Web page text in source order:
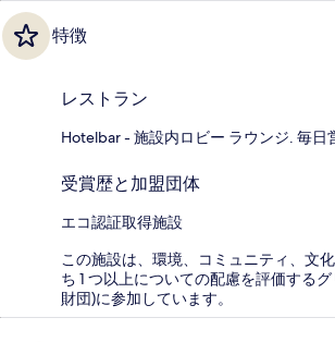
特徴
レストラン
Hotelbar - 施設内ロビー ラウンジ. 毎日
受賞歴と加盟団体
エコ認証取得施設
この施設は、環境、コミュニティ、文
ち 1 つ以上についての配慮を評価する
財団)に参加しています。